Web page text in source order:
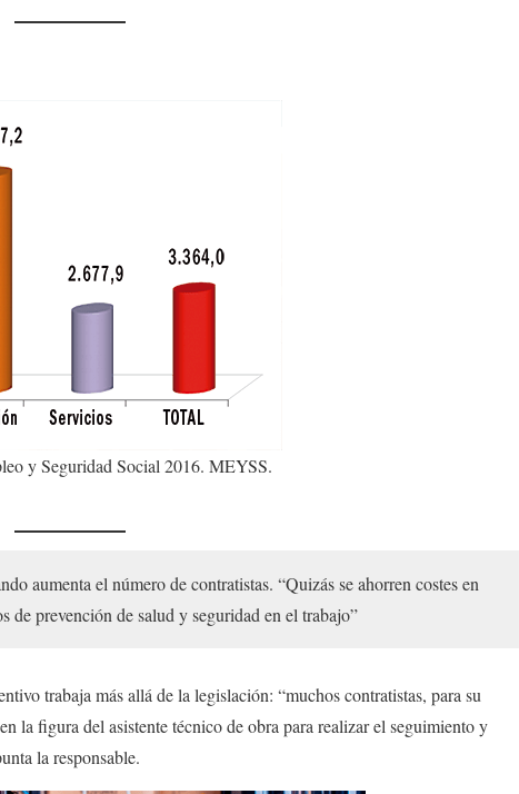
y Seguridad Social 2016. MEYSS.
aumenta el número de contratistas. “Quizás se ahorren costes en
de prevención de salud y seguridad en el trabajo”
trabaja más allá de la legislación: “muchos contratistas, para su
la figura del asistente técnico de obra para realizar el seguimiento y
la responsable.